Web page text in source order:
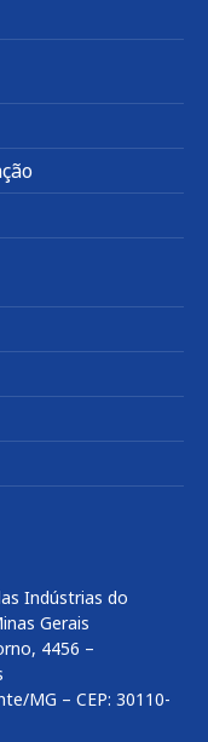
Indústrias do
Gerais
4456 –
MG – CEP: 30110-